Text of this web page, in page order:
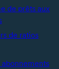
de prêts aux
de ratios